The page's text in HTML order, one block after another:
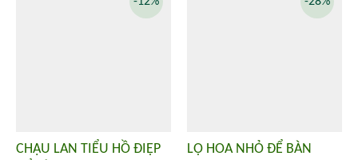
CHẬU LAN TIỂU HỒ ĐIỆP
LỌ HOA NHỎ ĐỂ BÀN